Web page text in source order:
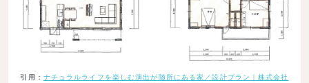
引用： ナチュラルライフを楽しむ演出が随所にある家／設計プラン｜株式会社